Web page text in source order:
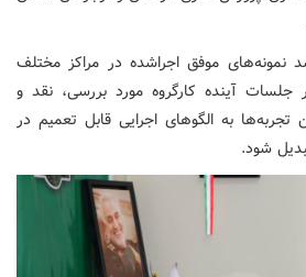
نمونه‌های موفق اجراشده در مراکز مختلف
آینده کارگروه مورد بررسی، نقد و
تجربه‌ها به الگوهای اجرایی قابل تعمیم در
شود.